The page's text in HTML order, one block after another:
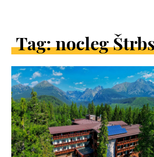
Tag: nocleg
ARTYKUŁY
W
KATEGORII